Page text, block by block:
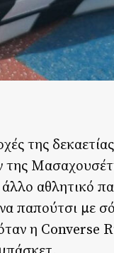
της
αθλητικό
παπούτσι με
η Converse